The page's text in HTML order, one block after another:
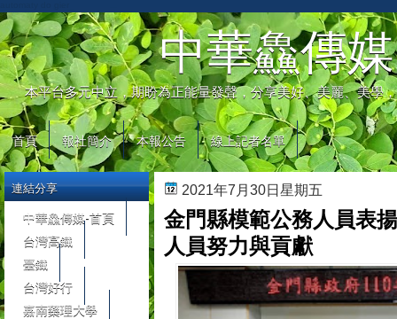
中華鱻傳媒
本平台多元中立，期盼為正能量發聲，分享美好、美麗、美學
首頁 報社簡介 本報公告 線上記者名單
2021年7月30日星期五
金門縣模範公務人員表
人員努力與貢獻
連結分享
中華鱻傳媒-首頁
台灣高鐵
臺鐵
台灣好行
嘉南藥理大學